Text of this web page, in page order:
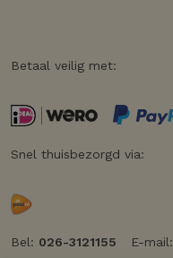
Betaal veilig met:
Snel thuisbezorgd via:
Bel: 026-3121155 E-mail: